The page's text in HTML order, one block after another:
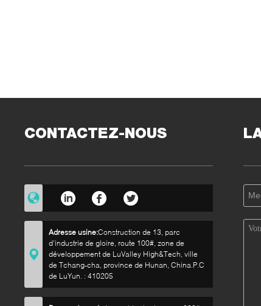
CONTACTEZ-NOUS
Adresse usine:Construction de 13, parc
d'industrie de gloire, route 100#, zone de
développement de LuValley High&Tech, ville
de Tchang-cha, province de Hunan, China.P.C
de LuYun. : 410205